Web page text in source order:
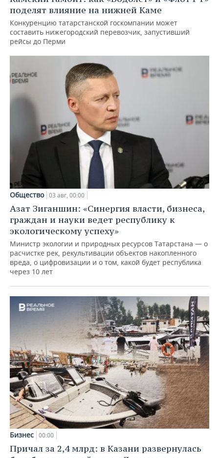
поделят влияние на нижней Каме
Конкуренцию татарстанской госкомпании может
составить нижегородский перевозчик, запустивший
рейсы до Перми
Общество 03 авг, 00:00
Азат Зиганшин: «Синергия власти, бизнеса,
граждан и науки ведет республику к
экологическому успеху»
Министр экологии и природных ресурсов Татарстана — о
расчистке рек, рекультивации объектов накопленного
вреда, о цифровизации и о том, какой будет республика
через 10 лет
Бизнес 00:00
Причал за 2,4 млрд: в Казани развернулась